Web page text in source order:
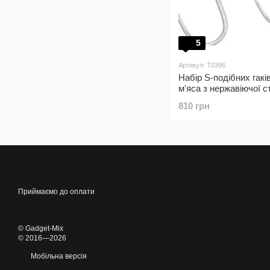
5
Артикул: T0396
Набір S-подібних
м'яса з нержавіючої
810 грн
Приймаємо до оплати
© Gadget-Mix
© 2016—2026
Мобільна версія